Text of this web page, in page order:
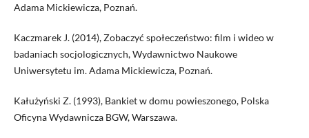
Adama Mickiewicza, Poznań.
Kaczmarek J. (2014), Zobaczyć społeczeństwo: film i wideo w
badaniach socjologicznych, Wydawnictwo Naukowe
Uniwersytetu im. Adama Mickiewicza, Poznań.
Kałużyński Z. (1993), Bankiet w domu powieszonego, Polska
Oficyna Wydawnicza BGW, Warszawa.